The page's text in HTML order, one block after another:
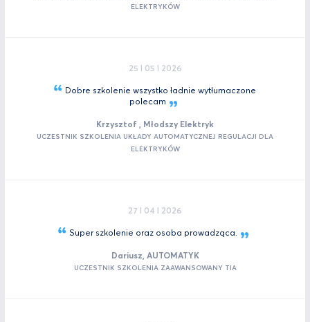
ELEKTRYKÓW
25 I 05 I 2026
Dobre szkolenie wszystko ładnie wytłumaczone
polecam
Krzysztof , Młodszy Elektryk
UCZESTNIK SZKOLENIA UKŁADY AUTOMATYCZNEJ REGULACJI DLA
ELEKTRYKÓW
27 I 04 I 2026
Super szkolenie oraz osoba prowadząca.
Dariusz, AUTOMATYK
UCZESTNIK SZKOLENIA ZAAWANSOWANY TIA